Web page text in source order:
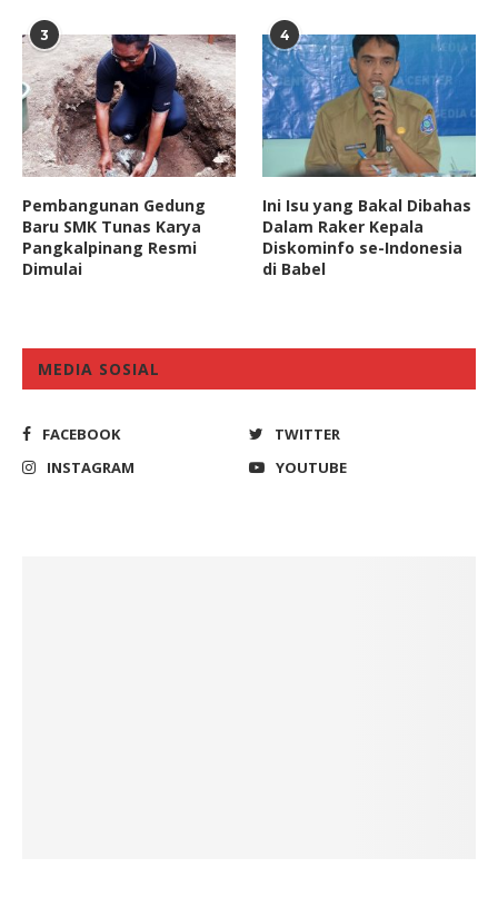
3
Pembangunan Gedung
Baru SMK Tunas Karya
Pangkalpinang Resmi
Dimulai
4
Ini Isu yang Bakal Dibahas
Dalam Raker Kepala
Diskominfo se-Indonesia
di Babel
MEDIA SOSIAL
FACEBOOK
TWITTER
INSTAGRAM
YOUTUBE